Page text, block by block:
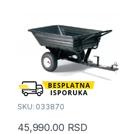
SKU: 033870
45,990.00 RSD